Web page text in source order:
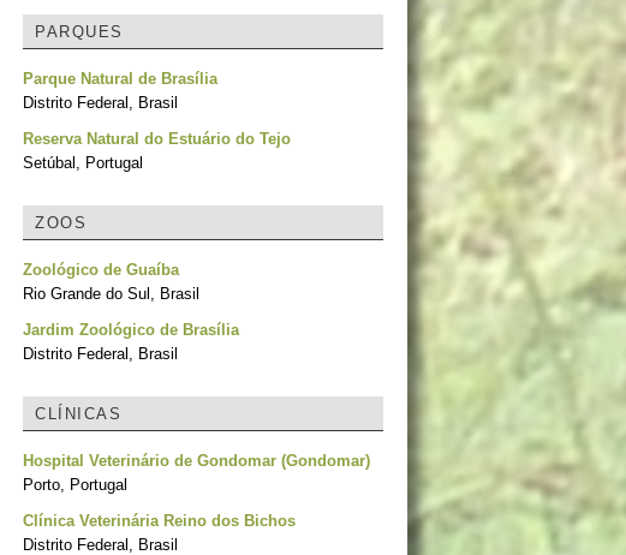
PARQUES
Parque Natural de Brasília
Distrito Federal, Brasil
Reserva Natural do Estuário do Tejo
Setúbal, Portugal
ZOOS
Zoológico de Guaíba
Rio Grande do Sul, Brasil
Jardim Zoológico de Brasília
Distrito Federal, Brasil
CLÍNICAS
Hospital Veterinário de Gondomar (Gondomar)
Porto, Portugal
Clínica Veterinária Reino dos Bichos
Distrito Federal, Brasil